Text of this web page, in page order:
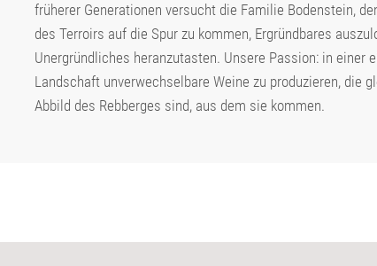
früherer Generationen versucht die Familie Bodenstein,
des Terroirs auf die Spur zu kommen, Ergründbares
Unergründliches heranzutasten. Unsere Passion: in einer
Landschaft unverwechselbare Weine zu produzieren, die
Abbild des Rebberges sind, aus dem sie kommen.